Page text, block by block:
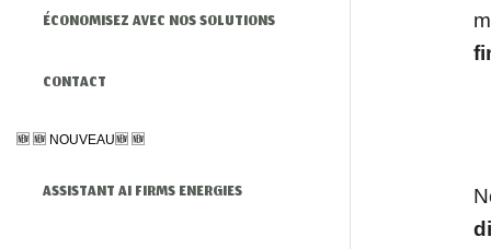
ÉCONOMISEZ AVEC NOS SOLUTIONS
CONTACT
🆕 🆕 NOUVEAU🆕 🆕
ASSISTANT AI FIRMS ENERGIES